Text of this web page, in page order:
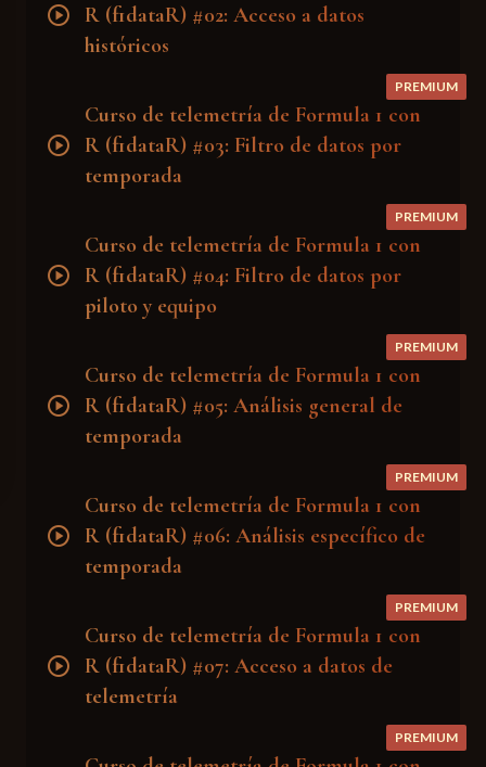
play_circle
R (f1dataR) #02: Acceso a datos
históricos
PREMIUM
play_circle
Curso de telemetría de Formula 1 con
R (f1dataR) #03: Filtro de datos por
temporada
PREMIUM
play_circle
Curso de telemetría de Formula 1 con
R (f1dataR) #04: Filtro de datos por
piloto y equipo
PREMIUM
play_circle
Curso de telemetría de Formula 1 con
R (f1dataR) #05: Análisis general de
temporada
PREMIUM
play_circle
Curso de telemetría de Formula 1 con
R (f1dataR) #06: Análisis específico de
temporada
PREMIUM
play_circle
Curso de telemetría de Formula 1 con
R (f1dataR) #07: Acceso a datos de
telemetría
PREMIUM